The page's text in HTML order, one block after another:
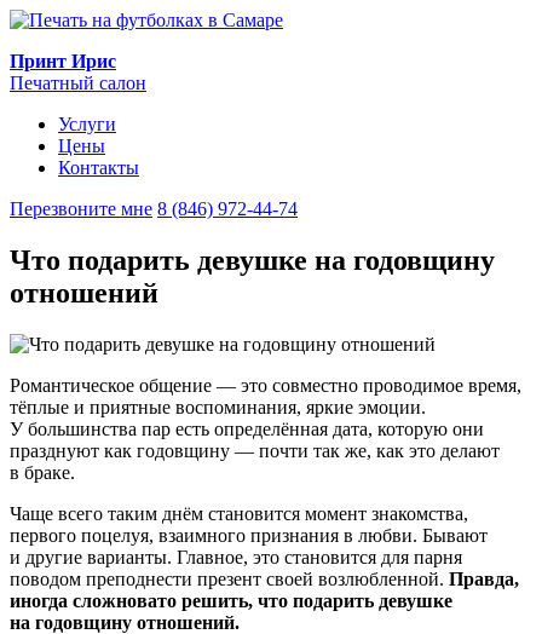
Принт Ирис
Печатный салон
Услуги
Цены
Контакты
Перезвоните мне 8 (846) 972-44-74
Что подарить девушке на годовщину
отношений
Романтическое общение — это совместно проводимое время,
тёплые и приятные воспоминания, яркие эмоции.
У большинства пар есть определённая дата, которую они
празднуют как годовщину — почти так же, как это делают
в браке.
Чаще всего таким днём становится момент знакомства,
первого поцелуя, взаимного признания в любви. Бывают
и другие варианты. Главное, это становится для парня
поводом преподнести презент своей возлюбленной. Правда,
иногда сложновато решить, что подарить девушке
на годовщину отношений.